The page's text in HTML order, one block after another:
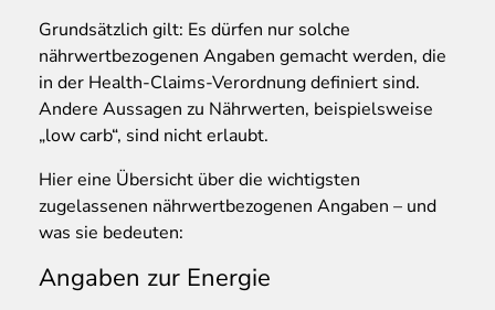
Grundsätzlich gilt: Es dürfen nur solche
nährwertbezogenen Angaben gemacht werden, die
in der Health-Claims-Verordnung definiert sind.
Andere Aussagen zu Nährwerten, beispielsweise
„low carb“, sind nicht erlaubt.
Hier eine Übersicht über die wichtigsten
zugelassenen nährwertbezogenen Angaben – und
was sie bedeuten:
Angaben zur Energie